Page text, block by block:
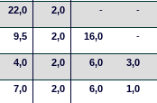
22,0 2,0 - -
9,5 2,0 16,0 -
4,0 2,0 6,0 3,0
7,0 2,0 6,0 1,0